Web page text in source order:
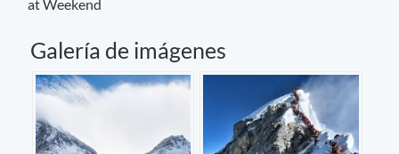
at Weekend
Galería de imágenes